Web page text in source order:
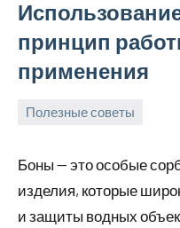
принцип
применения
Полезные советы
2025
Боны — это особые
изделия, которые
и защиты водных